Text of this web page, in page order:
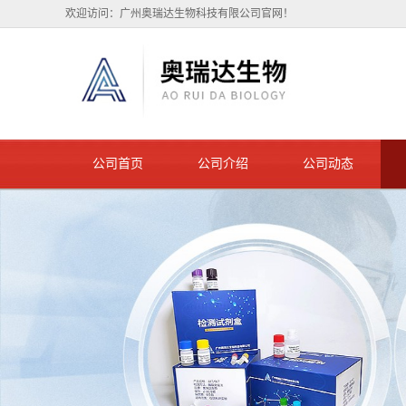
欢迎访问：广州奥瑞达生物科技有限公司官网！
公司首页 公司介绍 公司动态